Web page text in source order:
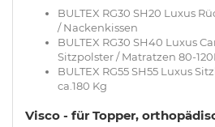
BULTEX RG30 SH20 Luxus
/ Nackenkissen
BULTEX RG30 SH40 Luxus
Sitzpolster / Matratzen 80-
BULTEX RG55 SH55 Luxus
ca.180 Kg
Visco - für Topper,